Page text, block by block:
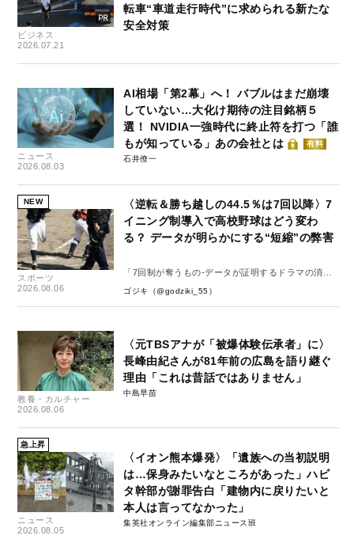
ビジネス
2026.07.21
転車“車道走行時代”に求められる新たな
安全対策
ニュース
2026.08.03
AI相場「第2幕」へ！ バブルはまだ崩壊
していない…大化け期待の注目銘柄５
選！ NVIDIA一強時代に終止符を打つ「誰
もが知っている」あの会社とは
有料
石井僚一
NEW
スポーツ
2026.08.06
〈逆転＆勝ち越しの44.5％は7回以降〉7
イニング制導入で高校野球はどう変わ
る？ データが明らかにする“短縮”の弊害
「7回制が奪うもの-データが証明するドラマの消
失-」
ゴジキ（@godziki_55）
教養・カルチャー
2026.08.06
〈元TBSアナが「被爆体験伝承者」に〉
長峰由紀さんが81年前の広島を語り継ぐ
理由「これは昔話ではありません」
中島早苗
急上昇
ニュース
2026.08.05
〈イオン熊本爆発〉「遺族への当初説明
は…保身みたいなところがあった」ハビ
タ幹部が謝罪告白「建物内に戻りたいと
本人は言ってなかった」
集英社オンライン編集部ニュース班